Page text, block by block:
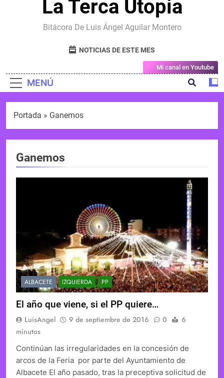
La Terca Utopia
Bitácora De Luis Ángel Aguilar Montero
NOTICIAS DE ESTE MES
MENÚ
Mi canal en Youtube
Portada » Ganemos
Ganemos
ALBACETE IZQUIERDA PP
El año que viene, si el PP quiere…
LuisAngel 9 de septiembre de 2016 0
6
minutos
Continúan las irregularidades en la concesión de
arcos de la Feria por parte del Ayuntamiento de
Albacete El año pasado, tras la preceptiva solicitud de